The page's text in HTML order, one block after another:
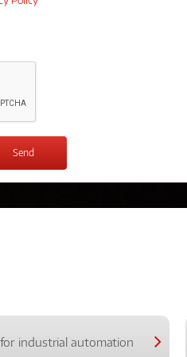
industrial automation